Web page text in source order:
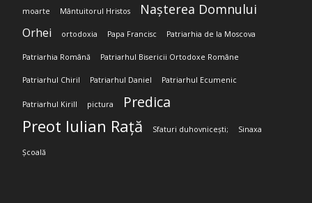
moarte Mântuitorul Hristos Nașterea Domnului
Orhei ortodoxia Papa Francisc Patriarhia de la Moscova
Patriarhia Română Patriarhul Bisericii Ortodoxe Române
Patriarhul Chiril Patriarhul Daniel Patriarhul Ecumenic
Patriarhul Kirill pictura Predica
Preot Iulian Rață Sfaturi duhovnicești; Sinaxa
Școală